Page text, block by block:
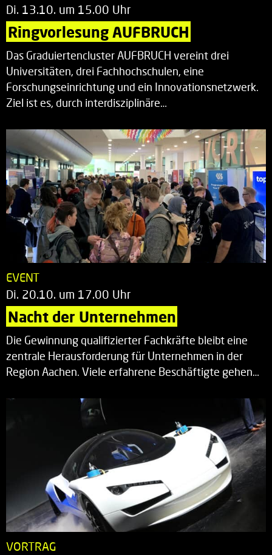
Di. 13.10. um 15.00 Uhr
Ringvorlesung AUFBRUCH
Das Graduiertencluster AUFBRUCH vereint drei
Universitäten, drei Fachhochschulen, eine
Forschungseinrichtung und ein Innovationsnetzwerk.
Ziel ist es, durch interdisziplinäre…
EVENT
Di. 20.10. um 17.00 Uhr
Nacht der Unternehmen
Die Gewinnung qualifizierter Fachkräfte bleibt eine
zentrale Herausforderung für Unternehmen in der
Region Aachen. Viele erfahrene Beschäftigte gehen…
VORTRAG